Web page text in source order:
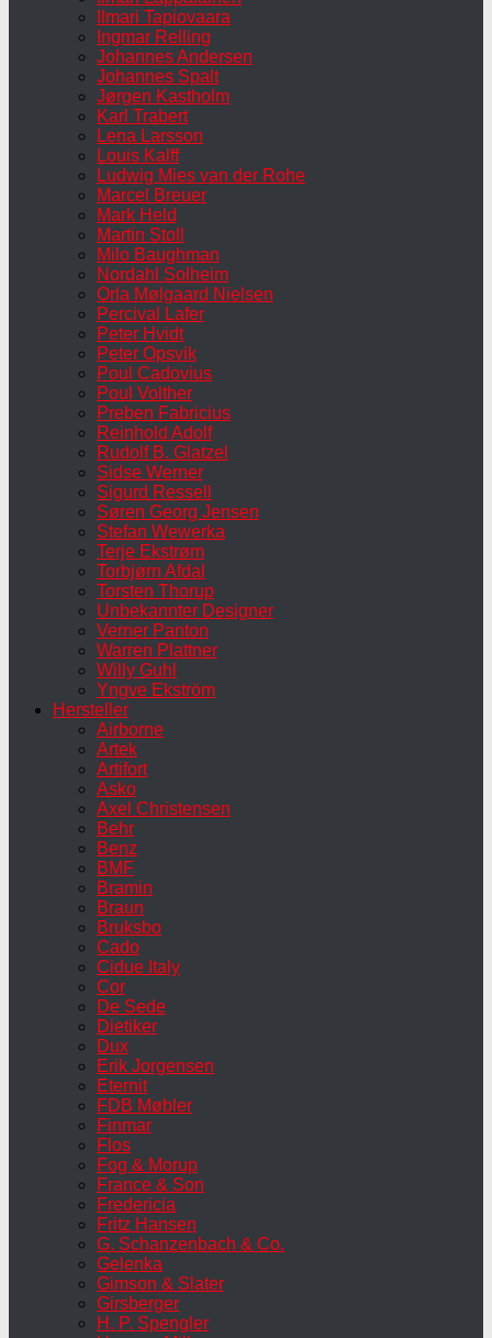
Ilmari Tapiovaara
Ingmar Relling
Johannes Andersen
Johannes Spalt
Jørgen Kastholm
Karl Trabert
Lena Larsson
Louis Kalff
Ludwig Mies van der Rohe
Marcel Breuer
Mark Held
Martin Stoll
Milo Baughman
Nordahl Solheim
Orla Mølgaard Nielsen
Percival Lafer
Peter Hvidt
Peter Opsvik
Poul Cadovius
Poul Volther
Preben Fabricius
Reinhold Adolf
Rudolf B. Glatzel
Sidse Werner
Sigurd Ressell
Søren Georg Jensen
Stefan Wewerka
Terje Ekstrøm
Torbjørn Afdal
Torsten Thorup
Unbekannter Designer
Verner Panton
Warren Plattner
Willy Guhl
Yngve Ekström
Hersteller
Airborne
Artek
Artifort
Asko
Axel Christensen
Behr
Benz
BMF
Bramin
Braun
Bruksbo
Cado
Cidue Italy
Cor
De Sede
Dietiker
Dux
Erik Jorgensen
Eternit
FDB Møbler
Finmar
Flos
Fog & Morup
France & Son
Fredericia
Fritz Hansen
G. Schanzenbach & Co.
Gelenka
Gimson & Slater
Girsberger
H. P. Spengler